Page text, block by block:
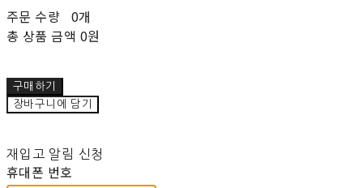
주문 수량 0개
총 상품 금액 0원
구매하기
장바구니에 담기
재입고 알림 신청
휴대폰 번호